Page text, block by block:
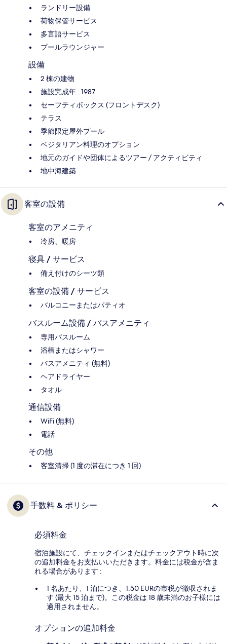
ランドリー設備
荷物保管サービス
多言語サービス
プールラウンジャー
設備
2 棟の建物
施設完成年 : 1987
セーフティボックス (フロントデスク)
テラス
季節限定屋外プール
ベジタリアン料理のオプション
地元のガイドや団体によるツアー / アクティビティ
地中海建築
客室の設備
客室のアメニティ
冷房、暖房
寝具 / サービス
備え付けのシーツ類
客室の設備 / サービス
バルコニーまたはパティオ
バスルーム設備 / バスアメニティ
専用バスルーム
浴槽またはシャワー
バスアメニティ (無料)
ヘアドライヤー
タオル
通信設備
WiFi (無料)
電話
その他
客室清掃 (1 度の滞在につき 1 回)
手数料 & ポリシー
必須料金
宿泊施設にて、チェックインまたはチェックアウト時に次
の追加料金をお支払いいただきます。料金には税金が含ま
れる場合があります :
1 名あたり、1 泊につき、1.50 EURの市税が徴収されま
す (最大 15 泊まで)。この税金は 18 歳未満のお子様には
適用されません。
オプションの追加料金